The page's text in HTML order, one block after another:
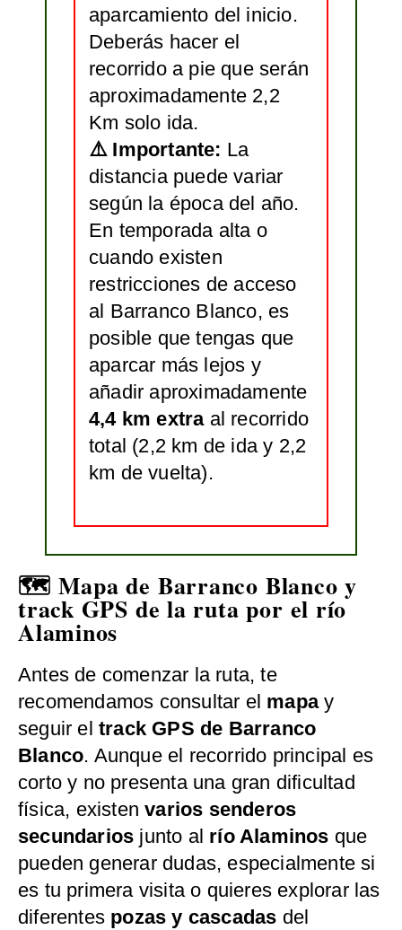
aparcamiento del inicio.
Deberás hacer el
recorrido a pie que serán
aproximadamente 2,2
Km solo ida.
⚠️ Importante: La
distancia puede variar
según la época del año.
En temporada alta o
cuando existen
restricciones de acceso
al Barranco Blanco, es
posible que tengas que
aparcar más lejos y
añadir aproximadamente
4,4 km extraal recorrido
total (2,2 km de ida y 2,2
km de vuelta).
🗺️ Mapa de Barranco Blanco y
track GPS de la ruta por el río
Alaminos
Antes de comenzar la ruta, te
recomendamos consultar el mapay
seguir el track GPS de Barranco
Blanco. Aunque el recorrido principal es
corto y no presenta una gran dificultad
física, existenvarios senderos
secundarios junto al río Alaminos que
pueden generar dudas, especialmente si
es tu primera visita o quieres explorar las
diferentes pozas y cascadas del